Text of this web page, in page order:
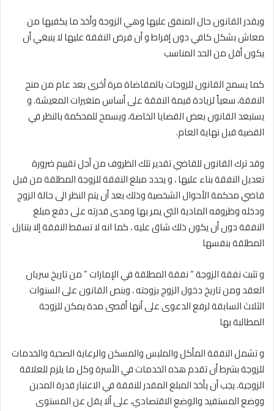
ويقدر القانون حال المنفق عليها وهي الزوجة وأخذ ما يكفيها من
معاش بشكل كافي دون إفراط و أن فرض النفقة عليها لا ينبغي أن
يكون أقل من الحد المناسب
كما يسمح القانون للزوجات بالمقاضاة مرة أخرى بعد عام من منح
النفقة، سعياً لزيادة قيمة النفقة على أساس متغيرات المعيشة. و
يستبعد القانون بعض القضايا الخاصة، ويسمح للمحكمة بالنظر في
القضية قبل نهاية العام.
وقد ترك القانون للقاضي تقدير تلك الظروف من أجل تقييم ضرورة
تعديل النفقة بناء عليها ، و يحدد مبلغ النفقة للزوجة المطلقة من قبل
قاضي محكمة الأحوال الشخصية وذلك بعد أن يتم النظر الى حالة الزوج
ودخله وظروفه المادية التي يمر بها ومدى قدرته على دفع مبلغ
النفقة دون أن يكون ذلك شاق عليه ، كما انه لا تسقط النفقة إلا بتنازل
المطلقة بنفسها
و تثبت نفقة الزوجة ” نفقة المطلقة في الإمارات ” من تاريخ سريان
العقد ومن تاريخ دخول الزوج بزوجته ، وينص القانون على السنوات
الثلاث السابقة لرفع الدعوى على أنها أقصى مدة يمكن للزوجة
المطالبة بها
و تشمل النفقة المأكل والملبس والمسكن والرعاية الصحية والخدمات
للزوجة بشرط أن تقدم هذه الخدمات في الأسرة وكل ما يلزم للعلاقة
الزوجية. يجب أن يأخذ المبلغ المقدر للنفقة في الاعتبار قدرة المدين
ووضع المستفيد والوضع الاقتصادي، على ألا يقل عن المستوى